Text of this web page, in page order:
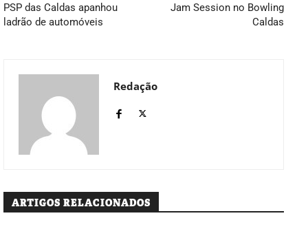
PSP das Caldas apanhou
ladrão de automóveis
Jam Session no Bowling
Caldas
Redação
ARTIGOS RELACIONADOS